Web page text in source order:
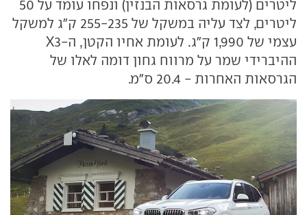
ליטרים (לעומת גרסאות הבנזין) ונפחו עומד על 50
ליטרים, לצד עליה במשקל של 255-235 ק"ג למשקל
עצמי של 1,990 ק"ג. לעומת אחיו הקטן, ה-X3
ההיברידי שמר על מרווח גחון דומה לאלו של
הגרסאות האחרות - 20.4 ס"מ.